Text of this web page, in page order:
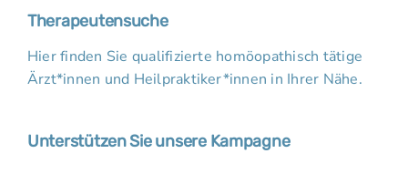
Therapeutensuche
Hier finden Sie qualifizierte homöopathisch tätige
Ärzt*innen und Heilpraktiker*innen in Ihrer Nähe.
Unterstützen Sie unsere Kampagne